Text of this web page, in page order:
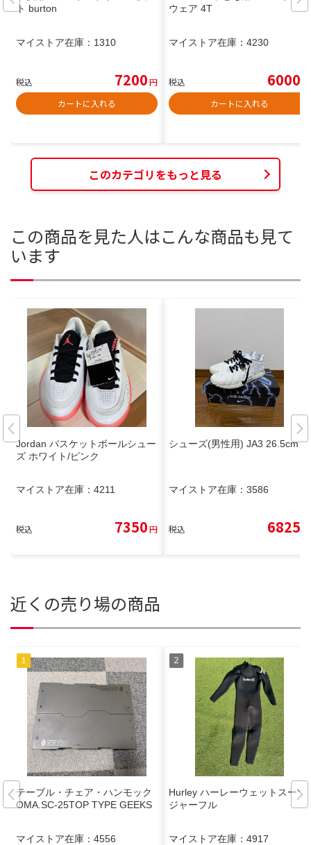
ト burton
マイストア在庫： 1310
税込 7200円
カートに入れる
ウェア 4T
マイストア在庫： 4230
税込 6000
カートに入れる
このカテゴリをもっと見る
この商品を見た人はこんな商品も見て
います
Jordan バスケットボールシュー
ズ ホワイト/ピンク
マイストア在庫： 4211
税込 7350円
シューズ(男性用) JA3 26.5cm
マイストア在庫： 3586
税込 6825
近くの売り場の商品
テーブル・チェア・ハンモック
OMA.SC-25TOP TYPE GEEKS
マイストア在庫： 4556
Hurley ハーレーウェットスーツ
ジャーフル
マイストア在庫： 4917